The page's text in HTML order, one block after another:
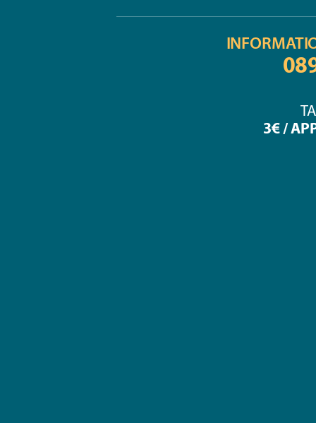
3€ /